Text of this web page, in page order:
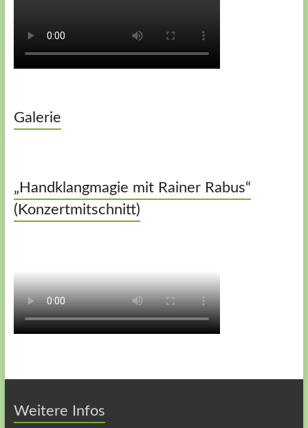
Galerie
„Handklangmagie mit Rainer Rabus“
(Konzertmitschnitt)
Weitere Infos